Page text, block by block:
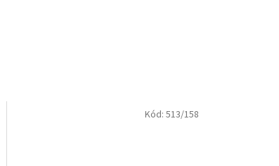
Kód: 513/158